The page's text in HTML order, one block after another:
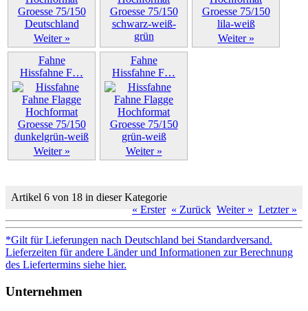
Weiter »
Weiter »
Weiter »
Fahne
Hissfahne F…
Weiter »
Fahne
Hissfahne F…
Weiter »
Artikel 6 von 18 in dieser Kategorie
« Erster « Zurück Weiter » Letzter »
*Gilt für Lieferungen nach Deutschland bei Standardversand.
Lieferzeiten für andere Länder und Informationen zur Berechnung
des Liefertermins siehe hier.
Unternehmen